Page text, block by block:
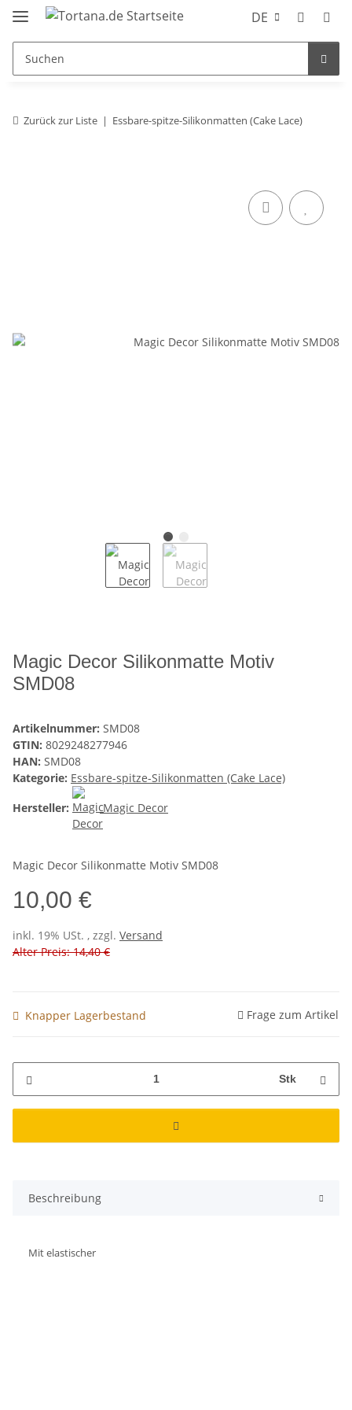
DE
Zurück zur Liste Essbare-spitze-Silikonmatten (Cake Lace)
Magic Decor Silikonmatte Motiv
SMD08
Artikelnummer: SMD08
GTIN: 8029248277946
HAN: SMD08
Kategorie: Essbare-spitze-Silikonmatten (Cake Lace)
Hersteller:
Magic Decor
Magic Decor Silikonmatte Motiv SMD08
10,00 €
inkl. 19% USt. , zzgl. Versand
Alter Preis: 14,40 €
Knapper Lagerbestand Frage zum Artikel
Stk
Beschreibung
Mit elastischer